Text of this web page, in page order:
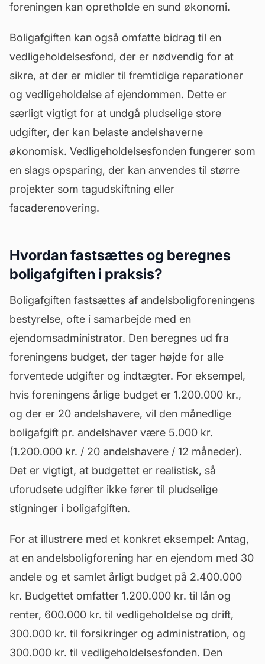
foreningen kan opretholde en sund økonomi.
Boligafgiften kan også omfatte bidrag til en
vedligeholdelsesfond, der er nødvendig for at
sikre, at der er midler til fremtidige reparationer
og vedligeholdelse af ejendommen. Dette er
særligt vigtigt for at undgå pludselige store
udgifter, der kan belaste andelshaverne
økonomisk. Vedligeholdelsesfonden fungerer som
en slags opsparing, der kan anvendes til større
projekter som tagudskiftning eller
facaderenovering.
Hvordan fastsættes og beregnes
boligafgiften i praksis?
Boligafgiften fastsættes af andelsboligforeningens
bestyrelse, ofte i samarbejde med en
ejendomsadministrator. Den beregnes ud fra
foreningens budget, der tager højde for alle
forventede udgifter og indtægter. For eksempel,
hvis foreningens årlige budget er 1.200.000 kr.,
og der er 20 andelshavere, vil den månedlige
boligafgift pr. andelshaver være 5.000 kr.
(1.200.000 kr. / 20 andelshavere / 12 måneder).
Det er vigtigt, at budgettet er realistisk, så
uforudsete udgifter ikke fører til pludselige
stigninger i boligafgiften.
For at illustrere med et konkret eksempel: Antag,
at en andelsboligforening har en ejendom med 30
andele og et samlet årligt budget på 2.400.000
kr. Budgettet omfatter 1.200.000 kr. til lån og
renter, 600.000 kr. til vedligeholdelse og drift,
300.000 kr. til forsikringer og administration, og
300.000 kr. til vedligeholdelsesfonden. Den